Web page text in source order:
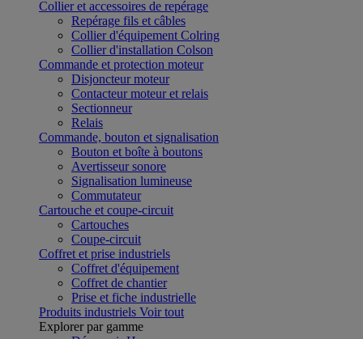
Collier et accessoires de repérage
Repérage fils et câbles
Collier d'équipement Colring
Collier d'installation Colson
Commande et protection moteur
Disjoncteur moteur
Contacteur moteur et relais
Sectionneur
Relais
Commande, bouton et signalisation
Bouton et boîte à boutons
Avertisseur sonore
Signalisation lumineuse
Commutateur
Cartouche et coupe-circuit
Cartouches
Coupe-circuit
Coffret et prise industriels
Coffret d'équipement
Coffret de chantier
Prise et fiche industrielle
Produits industriels Voir tout
Explorer par gamme